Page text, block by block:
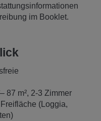
im Booklet.
87 m², 2-3 Zimmer
(Loggia,